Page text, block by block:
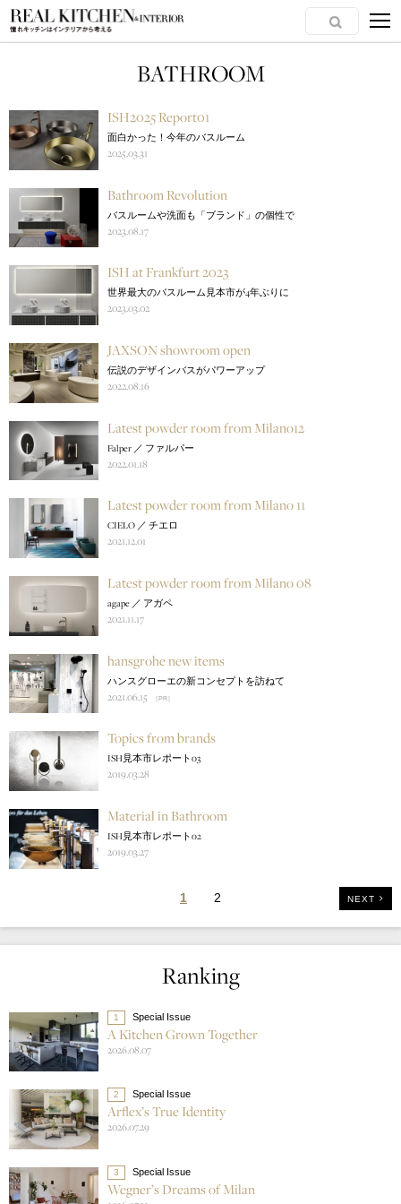
BATHROOM
ISH2025 Report01
面白かった！今年のバスルーム
2025.03.31
Bathroom Revolution
バスルームや洗面も「ブランド」の個性で
2023.08.17
ISH at Frankfurt 2023
世界最大のバスルーム見本市が4年ぶりに
2023.03.02
JAXSON showroom open
伝説のデザインバスがパワーアップ
2022.08.16
Latest powder room from Milano12
Falper ／ ファルパー
2022.01.18
Latest powder room from Milano 11
CIELO ／ チエロ
2021.12.01
Latest powder room from Milano 08
agape ／ アガペ
2021.11.17
hansgrohe new items
ハンスグローエの新コンセプトを訪ねて
2021.06.15 ［PR］
Topics from brands
ISH見本市レポート03
2019.03.28
Material in Bathroom
ISH見本市レポート02
2019.03.27
1 2 NEXT
Ranking
1 Special Issue
A Kitchen Grown Together
2026.08.07
2 Special Issue
Arflex’s True Identity
2026.07.29
3 Special Issue
Wegner’s Dreams of Milan